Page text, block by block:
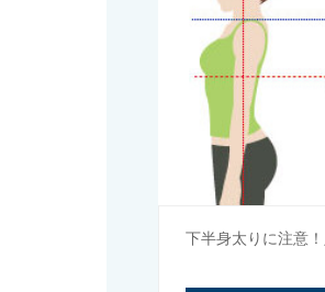
下半身太りに注意